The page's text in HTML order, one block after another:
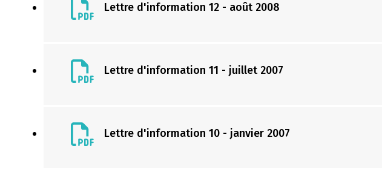
Lettre d'information 12 - août 2008
Lettre d'information 11 - juillet 2007
Lettre d'information 10 - janvier 2007